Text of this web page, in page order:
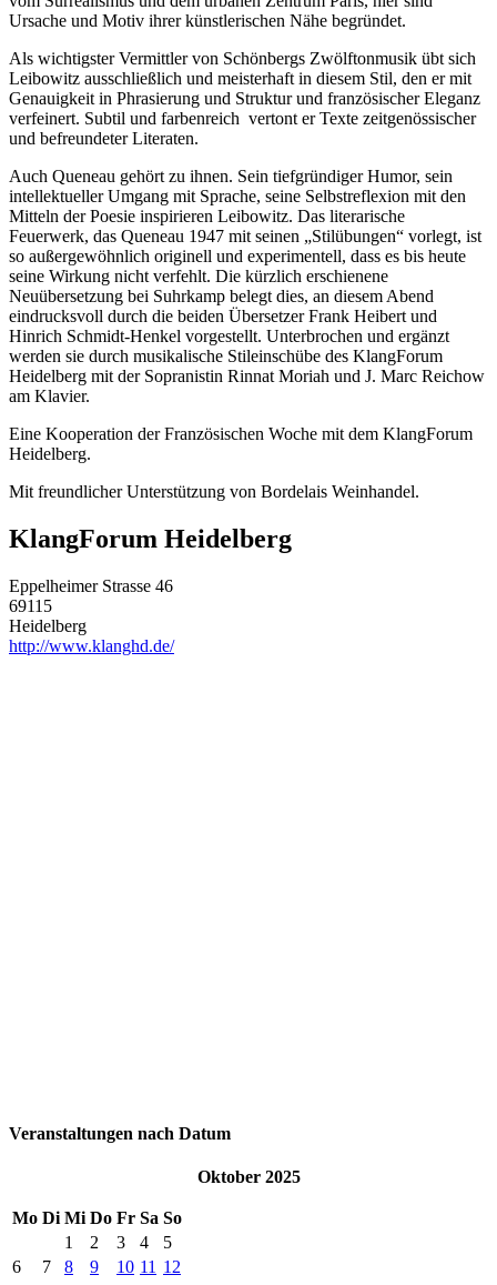
Ursache und Motiv ihrer künstlerischen Nähe begründet.
Als wichtigster Vermittler von Schönbergs Zwölftonmusik übt sich
Leibowitz ausschließlich und meisterhaft in diesem Stil, den er mit
Genauigkeit in Phrasierung und Struktur und französischer Eleganz
verfeinert. Subtil und farbenreich vertont er Texte zeitgenössischer
und befreundeter Literaten.
Auch Queneau gehört zu ihnen. Sein tiefgründiger Humor, sein
intellektueller Umgang mit Sprache, seine Selbstreflexion mit den
Mitteln der Poesie inspirieren Leibowitz. Das literarische
Feuerwerk, das Queneau 1947 mit seinen „Stilübungen“ vorlegt, ist
so außergewöhnlich originell und experimentell, dass es bis heute
seine Wirkung nicht verfehlt. Die kürzlich erschienene
Neuübersetzung bei Suhrkamp belegt dies, an diesem Abend
eindrucksvoll durch die beiden Übersetzer Frank Heibert und
Hinrich Schmidt-Henkel vorgestellt. Unterbrochen und ergänzt
werden sie durch musikalische Stileinschübe des KlangForum
Heidelberg mit der Sopranistin Rinnat Moriah und J. Marc Reichow
am Klavier.
Eine Kooperation der Französischen Woche mit dem KlangForum
Heidelberg.
Mit freundlicher Unterstützung von Bordelais Weinhandel.
KlangForum Heidelberg
Eppelheimer Strasse 46
69115
Heidelberg
http://www.klanghd.de/
Veranstaltungen nach Datum
Oktober 2025
Mo Di Mi Do Fr Sa So
1
2 3 4
5
6
7 8 9 10 11 12